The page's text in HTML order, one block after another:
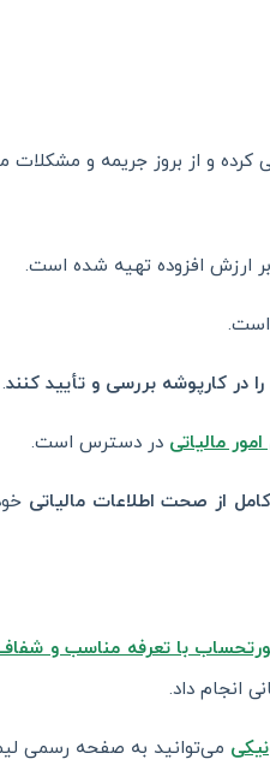
و از بروز جریمه و مشکلات
ارزش افزوده تهیه شده است.
است.
کارپوشه بررسی و تأیید کنند.
مالیاتی در دسترس است.
از صحت اطلاعات مالیاتی
با تعرفه مناسب و
انجام داد.
می‌توانید به صفحه رسمی